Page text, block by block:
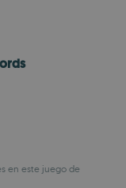
en este juego de